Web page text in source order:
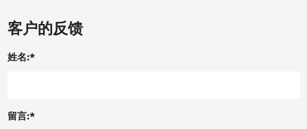
客户的反馈
姓名:*
留言:*